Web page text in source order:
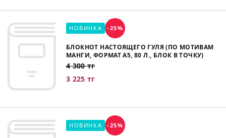
НОВИНКА -25%
БЛОКНОТ НАСТОЯЩЕГО ГУЛЯ (ПО МОТИВАМ
МАНГИ, ФОРМАТ А5, 80 Л., БЛОК В ТОЧКУ)
4 300 тг
3 225 тг
НОВИНКА -25%